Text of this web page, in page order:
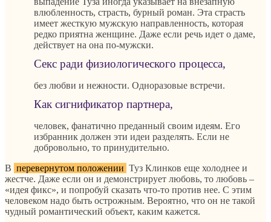
влюбленность, страсть, бурный роман. Эта страсть
имеет жесткую мужскую направленность, которая
редко приятна женщине. Даже если речь идет о даме,
действует на она по-мужски.
Секс ради физиологического процесса,
без любви и нежности. Одноразовые встречи.
Как сигнификатор партнера,
человек, фанатично преданный своим идеям. Его
избранник должен эти идеи разделять. Если не
добровольно, то принудительно.
В перевернутом положении Туз Клинков еще холоднее и
жестче. Даже если он и демонстрирует любовь, то любовь –
«идея фикс», и попробуй сказать что-то против нее. С этим
человеком надо быть острожным. Вероятно, что он не такой
чудный романтический объект, каким кажется.